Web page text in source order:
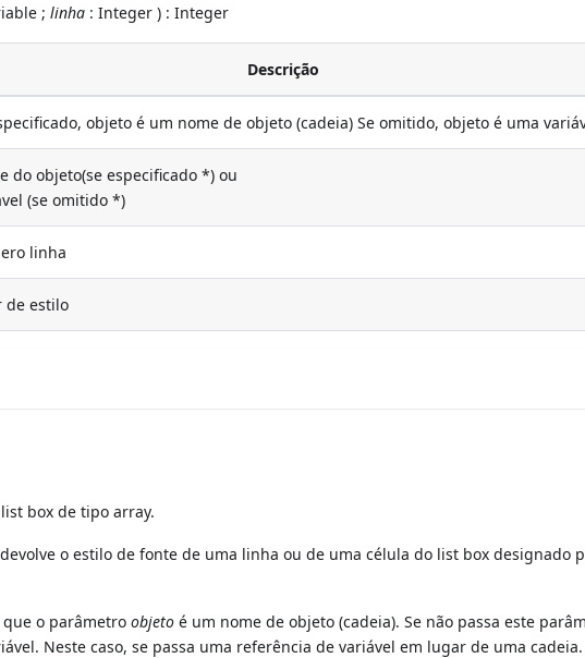
;linha : Integer ) : Integer
Descrição
objeto é um nome de objeto (cadeia) Se omitido, objeto é uma
do objeto(se especificado *) ou
(se omitido *)
linha
de estilo
box de tipo array.
devolve o estilo de fonte de uma linha ou de uma célula do list box designado
que o parâmetroobjeto é um nome de objeto (cadeia). Se não passa este
Neste caso, se passa uma referência de variável em lugar de uma cadeia.